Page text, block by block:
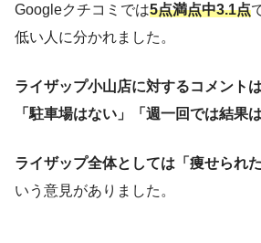
Googleクチコミでは5点満点中3.1点
低い人に分かれました。
ライザップ小山店に対するコメント
「駐車場はない」「週一回では結果
ライザップ全体としては「痩せられ
いう意見がありました。